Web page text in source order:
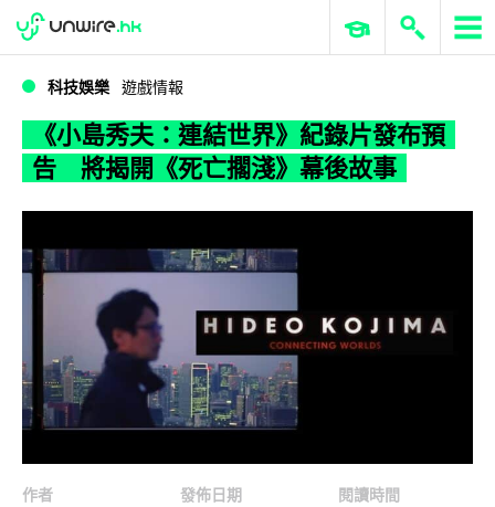
WWDC 2026 ERP 與商業 AI
科技娛樂 遊戲情報
《小島秀夫：連結世界》紀錄片發布預
告 將揭開《死亡擱淺》幕後故事
作者
發佈日期
閱讀時間